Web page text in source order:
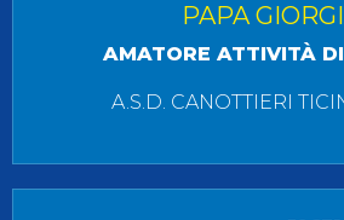
PAPA
AMATORE ATTIVITÀ
A.S.D. CANOTTIERI